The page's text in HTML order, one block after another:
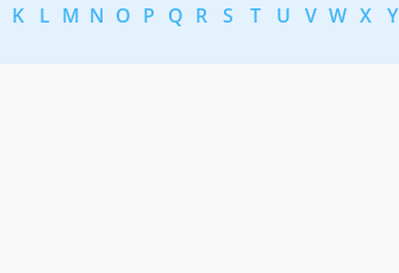
K L M N O P Q R S T U V W X Y